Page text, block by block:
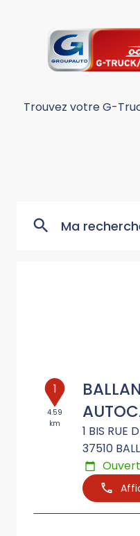
Trouvez votre G-
Ma
1
4.59
km
1 BIS RUE
37510